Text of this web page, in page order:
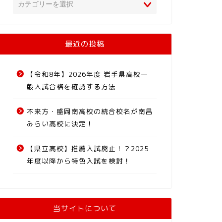
最近の投稿
【令和8年】2026年度 岩手県高校一
般入試合格を確認する方法
不来方・盛岡南高校の統合校名が南昌
みらい高校に決定！
【県立高校】推薦入試廃止！？2025
年度以降から特色入試を検討！
当サイトについて